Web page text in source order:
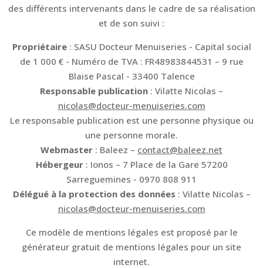
des différents intervenants dans le cadre de sa réalisation
et de son suivi :
Propriétaire: SASU Docteur Menuiseries - Capital social
de 1 000 € - Numéro de TVA : FR48983844531 – 9 rue
Blaise Pascal - 33400 Talence
Responsable publication : Vilatte Nicolas –
nicolas@docteur-menuiseries.com
Le responsable publication est une personne physique ou
une personne morale.
Webmaster : Baleez – contact@baleez.net
Hébergeur: Ionos – 7 Place de la Gare 57200
Sarreguemines - 0970 808 911
Délégué à la protection des données : Vilatte Nicolas –
nicolas@docteur-menuiseries.com
Ce modèle de mentions légales est proposé par le
générateur gratuit de mentions légales pour un site
internet.